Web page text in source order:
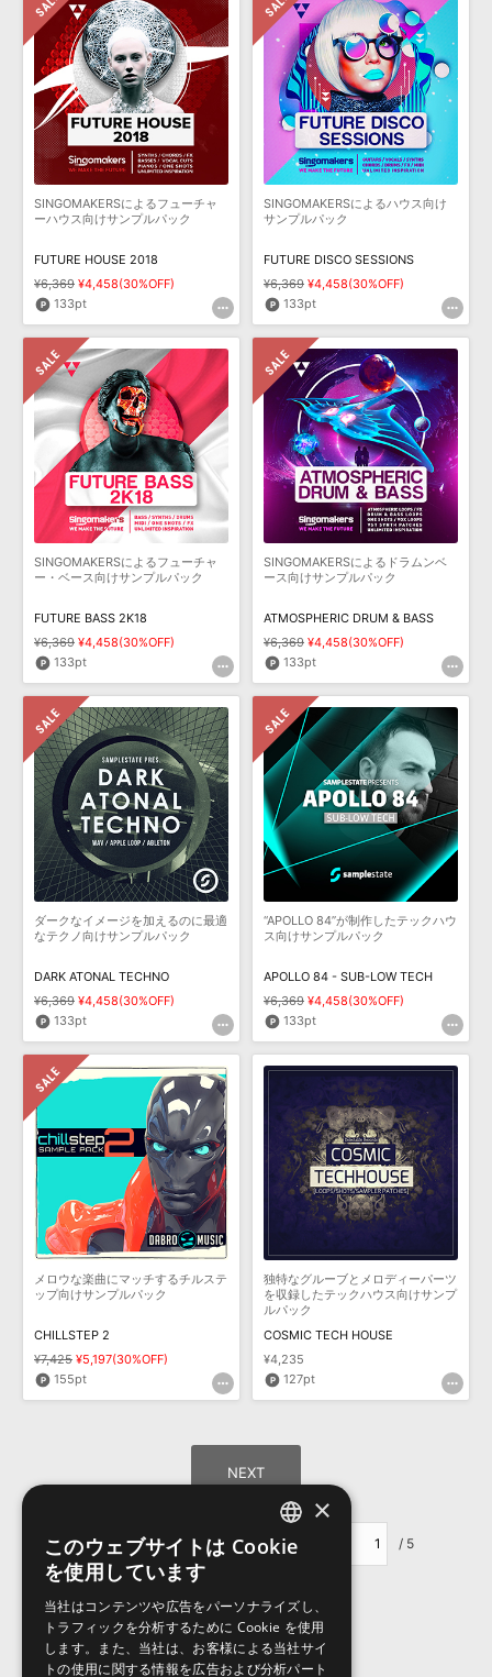
SINGOMAKERSによるフューチャ
ーハウス向けサンプルパック
FUTURE HOUSE 2018
¥6,369 ¥4,458(30%OFF)
133pt
SINGOMAKERSによるハウス向け
サンプルパック
FUTURE DISCO SESSIONS
¥6,369 ¥4,458(30%OFF)
133pt
SINGOMAKERSによるフューチャ
ー・ベース向けサンプルパック
FUTURE BASS 2K18
¥6,369 ¥4,458(30%OFF)
133pt
SINGOMAKERSによるドラムンベ
ース向けサンプルパック
ATMOSPHERIC DRUM & BASS
¥6,369 ¥4,458(30%OFF)
133pt
ダークなイメージを加えるのに最適
なテクノ向けサンプルパック
DARK ATONAL TECHNO
¥6,369 ¥4,458(30%OFF)
133pt
“APOLLO 84”が制作したテックハウ
ス向けサンプルパック
APOLLO 84 - SUB-LOW TECH
¥6,369 ¥4,458(30%OFF)
133pt
メロウな楽曲にマッチするチルステ
ップ向けサンプルパック
CHILLSTEP 2
¥7,425 ¥5,197(30%OFF)
155pt
独特なグルーブとメロディーパーツ
を収録したテックハウス向けサンプ
ルパック
COSMIC TECH HOUSE
¥4,235
127pt
ページ移動： / 5
ENGLISH
×
このウェブサイトは Cookie
を使用しています
当社はコンテンツや広告をパーソナライズし、
トラフィックを分析するために Cookie を使用
します。また、当社は、お客様による当社サイ
トの使用に関する情報を広告および分析パート